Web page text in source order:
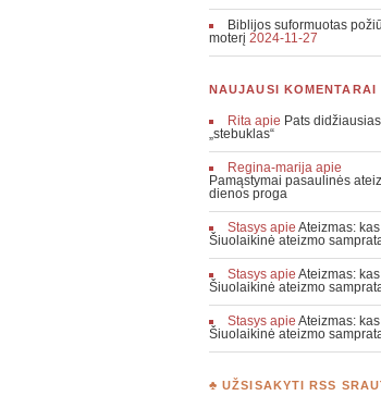
Biblijos suformuotas
moterį 2024-11-27
NAUJAUSI KOMENTARAI
Rita apie Pats didžiausias
„stebuklas“
Regina-marija apie
Pamąstymai pasaulinės
dienos proga
Stasys apieAteizmas:
Šiuolaikinė ateizmo
Stasys apieAteizmas:
Šiuolaikinė ateizmo
Stasys apieAteizmas:
Šiuolaikinė ateizmo
♣ UŽSISAKYTI RSS